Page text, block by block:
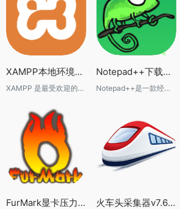
XAMPP本地环境搭建工具-PHP+MySQL+Apache一键安装集成包
XAMPP 是最受欢迎的本地 PHP 开发环境，集成 Apache、MariaDB、PHP、Perl，适用于 Windows、Linux 和 macOS，一键安装即可启动完整本地服务器。
Notepad++下载与使用教程 轻量级代码编辑器与文本工具
Notepad++是一款经典文本编辑器软件，广泛用于代码编写、配置文件修改、日志查看及文本处理。凭借启动速度快、插件丰富和占用资源低，长期受到开发者和站长用户欢迎。
FurMark显卡压力测试工具2025最新绿色汉化版,支持RTX5090/RX9070 火车头采集器v7.6企业版永久破解版